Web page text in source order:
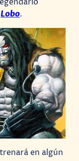
Lobo.
en algún